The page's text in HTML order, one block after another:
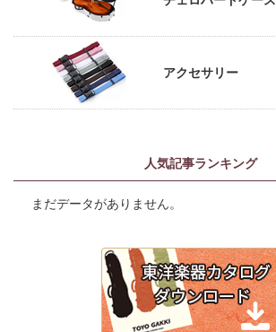
アクセサリー
人気記事ランキング
まだデータがありません。